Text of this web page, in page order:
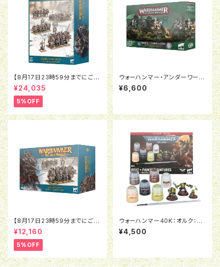
【8月17日23時59分までにご予
約で5％OFF】オールドワール
ド：ウォリアー・オヴ・ケイオス：バ
トルマーチアーミー
¥24,035
5%OFF
ウォーハンマー・アンダーワール
ド：スリエールの軽風隊
¥6,600
【8月17日23時59分までにご予
約で5％OFF】オールドワール
ド：ウォリアー・オヴ・ケイオス：ケ
イオスナイト
¥12,160
5%OFF
ウォーハンマー40K：オルク：ボ
ゥイ＆ペイント
¥4,500